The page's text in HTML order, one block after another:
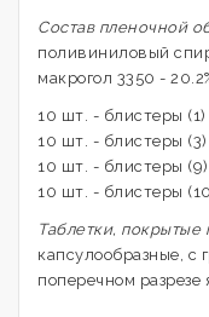
Состав пленочной
поливиниловый
макрогол 3350 -
10 шт. - блистеры
10 шт. - блистеры
10 шт. - блистеры
10 шт. - блистеры
Таблетки,
капсулообразные, с
поперечном разрезе